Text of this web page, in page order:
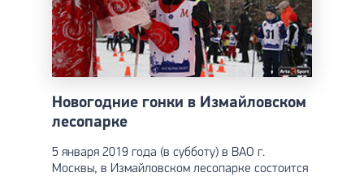
Новогодние гонки в Измайловском
лесопарке
5 января 2019 года (в субботу) в ВАО г.
Москвы, в Измайловском лесопарке состоится